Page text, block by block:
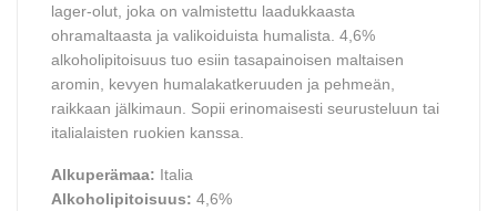
lager-olut, joka on valmistettu laadukkaasta
ohramaltaasta ja valikoiduista humalista. 4,6%
alkoholipitoisuus tuo esiin tasapainoisen maltaisen
aromin, kevyen humalakatkeruuden ja pehmeän,
raikkaan jälkimaun. Sopii erinomaisesti seurusteluun tai
italialaisten ruokien kanssa.
Alkuperämaa: Italia
Alkoholipitoisuus: 4,6%